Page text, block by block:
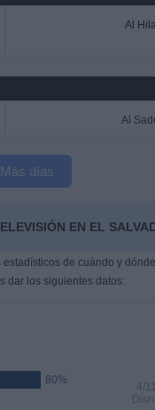
Al
Al
Más días
EN EL
de cuándo y
dar los siguientes datos:
80%
4/